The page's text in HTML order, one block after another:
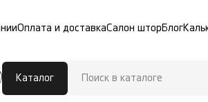
Оплата и доставкаСалон штор Блог
Каталог